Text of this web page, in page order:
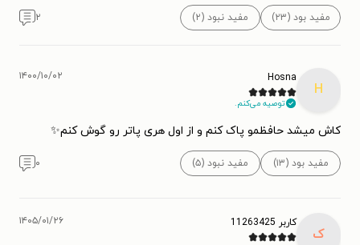
مفید بود (۲۳) مفید نبود (۲) ۲
H
Hosna
توصیه می‌کنم.
۱۴۰۰/۱۰/۰۲
کاش میشد حافظمو پاک کنم و از اول هری پاتر رو گوش کنم✨
مفید بود (۱۳) مفید نبود (۵) ۰
ک
کاربر 11263425 ۱۴۰۵/۰۱/۲۶